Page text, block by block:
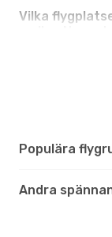
Vilka
Populära
Andra